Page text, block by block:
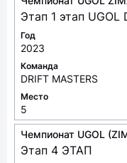
Этап 1 этап UGOL
Год
2023
Команда
DRIFT MASTERS
Место
5
Чемпионат UGOL
Этап 4 ЭТАП